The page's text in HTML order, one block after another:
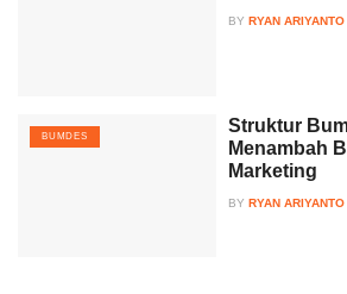
BY RYAN ARIYANTO
BUMDES
Struktur
Menambah
Marketing
BY RYAN ARIYANTO